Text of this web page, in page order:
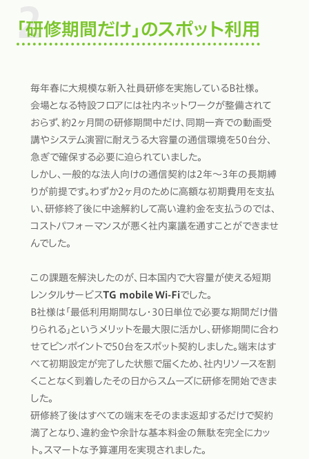
「研修期間だけ」のスポット利用
毎年春に大規模な新入社員研修を実施しているB社様。
会場となる特設フロアには社内ネットワークが整備されて
おらず、約2ヶ月間の研修期間中だけ、同期一斉での動画受
講やシステム演習に耐えうる大容量の通信環境を50台分、
急ぎで確保する必要に迫られていました。
しかし、一般的な法人向けの通信契約は2年〜3年の長期縛
りが前提です。わずか2ヶ月のために高額な初期費用を支払
い、研修終了後に中途解約して高い違約金を支払うのでは、
コストパフォーマンスが悪く社内稟議を通すことができませ
んでした。
この課題を解決したのが、日本国内で大容量が使える短期
レンタルサービスTG mobile Wi-Fiでした。
B社様は「最低利用期間なし・30日単位で必要な期間だけ借
りられる」というメリットを最大限に活かし、研修期間に合わ
せてピンポイントで50台をスポット契約しました。端末はす
べて初期設定が完了した状態で届くため、社内リソースを割
くことなく到着したその日からスムーズに研修を開始できま
した。
研修終了後はすべての端末をそのまま返却するだけで契約
満了となり、違約金や余計な基本料金の無駄を完全にカッ
ト。スマートな予算運用を実現されました。